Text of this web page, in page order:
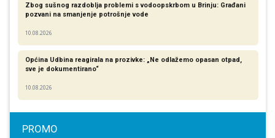
Zbog sušnog razdoblja problemi s vodoopskrbom u Brinju: Građani
pozvani na smanjenje potrošnje vode
10.08.2026
Općina Udbina reagirala na prozivke: „Ne odlažemo opasan otpad,
sve je dokumentirano“
10.08.2026
PROMO